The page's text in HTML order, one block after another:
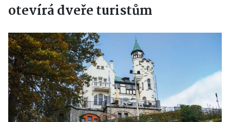
otevírá dveře turistům